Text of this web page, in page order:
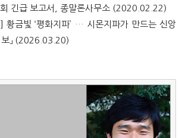
긴급 보고서, 종말론사무소 (2020.02.22)
금빛 ‘평화지파’ … 시몬지파가 만드는 신앙
보」 (2026.03.20)